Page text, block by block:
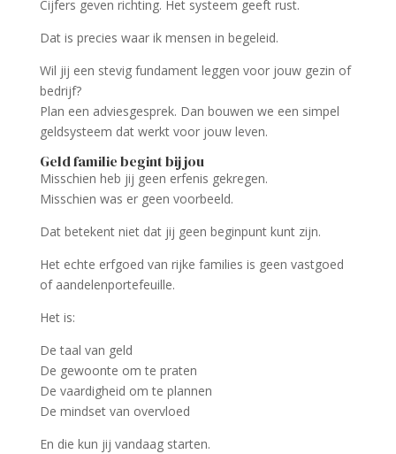
Cijfers geven richting. Het systeem geeft rust.
Dat is precies waar ik mensen in begeleid.
Wil jij een stevig fundament leggen voor jouw gezin of
bedrijf?
Plan een adviesgesprek. Dan bouwen we een simpel
geldsysteem dat werkt voor jouw leven.
Geld familie begint bij jou
Misschien heb jij geen erfenis gekregen.
Misschien was er geen voorbeeld.
Dat betekent niet dat jij geen beginpunt kunt zijn.
Het echte erfgoed van rijke families is geen vastgoed
of aandelenportefeuille.
Het is:
De taal van geld
De gewoonte om te praten
De vaardigheid om te plannen
De mindset van overvloed
En die kun jij vandaag starten.